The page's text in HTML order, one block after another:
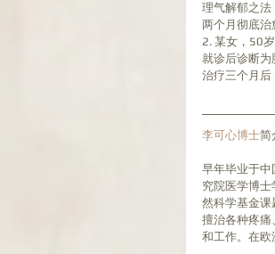
理气解郁之法
两个月彻底治
2. 某女，50
就诊后诊断为
治疗三个月后
李可心博士简
早年毕业于中
究院医学博
然科学基金课
擅治各种疼痛
和工作。在欧